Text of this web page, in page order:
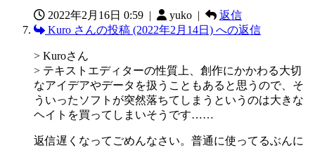
2022年2月16日 0:59 | yuko |
返信
Kuro さんの投稿 (2022年2月14日) への返信
> Kuroさん
> テキストエディターの性質上、創作にかかわる大切
なアイデアやデータを扱うこともあると思うので、そ
ういったソフトが突然落ちてしまうというのは大きな
ヘイトを買ってしまいそうです……
返信遅くなってごめんなさい。普通に使ってるぶんに